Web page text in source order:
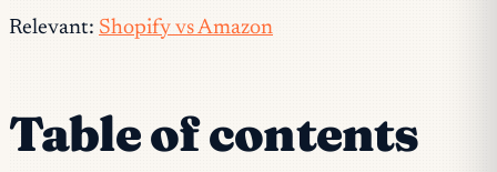
Relevant: Shopify vs Amazon
Table of contents